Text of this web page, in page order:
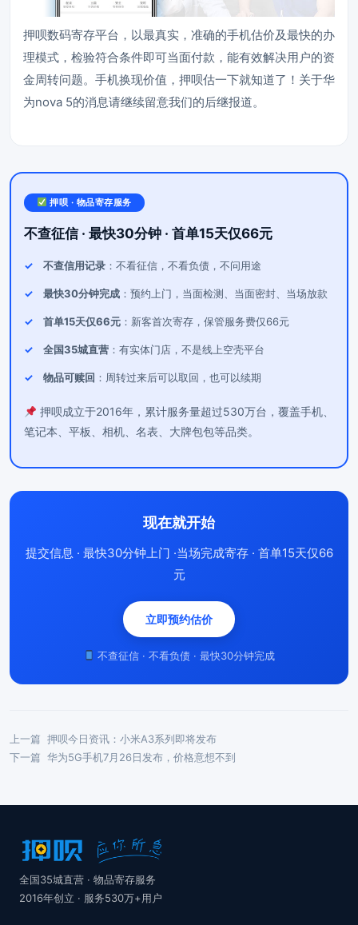
押呗数码寄存平台，以最真实，准确的手机估价及最快的办
理模式，检验符合条件即可当面付款，能有效解决用户的资
金周转问题。手机换现价值，押呗估一下就知道了！关于华
为nova 5的消息请继续留意我们的后继报道。
押呗 · 物品寄存服务
不查征信 · 最快30分钟 · 首单15天仅66元
不查信用记录 ：不看征信，不看负债，不问用途
最快30分钟完成 ：预约上门，当面检测、当面密封、当场放款
首单15天仅66元 ：新客首次寄存，保管服务费仅66元
全国35城直营 ：有实体门店，不是线上空壳平台
物品可赎回 ：周转过来后可以取回，也可以续期
押呗成立于2016年，累计服务量超过530万台，覆盖手机、
笔记本、平板、相机、名表、大牌包包等品类。
现在就开始
提交信息 · 最快30分钟上门 ·当场完成寄存 · 首单15天仅66
元
立即预约估价
不查征信 · 不看负债 · 最快30分钟完成
上一篇 押呗今日资讯：小米A3系列即将发布
下一篇 华为5G手机7月26日发布，价格意想不到
全国35城直营 · 物品寄存服务
2016年创立 · 服务530万+用户